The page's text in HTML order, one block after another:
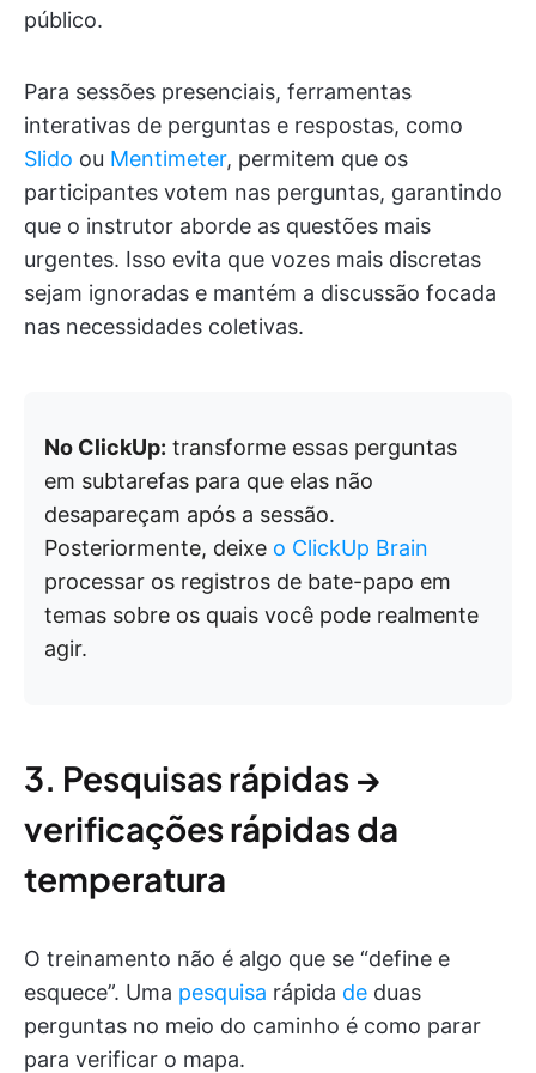
público.
Para sessões presenciais, ferramentas
interativas de perguntas e respostas, como
Slido ou Mentimeter, permitem que os
participantes votem nas perguntas, garantindo
que o instrutor aborde as questões mais
urgentes. Isso evita que vozes mais discretas
sejam ignoradas e mantém a discussão focada
nas necessidades coletivas.
No ClickUp: transforme essas perguntas
em subtarefas para que elas não
desapareçam após a sessão.
Posteriormente, deixe o ClickUp Brain
processar os registros de bate-papo em
temas sobre os quais você pode realmente
agir.
3. Pesquisas rápidas →
verificações rápidas da
temperatura
O treinamento não é algo que se “define e
esquece”. Uma pesquisa rápida de duas
perguntas no meio do caminho é como parar
para verificar o mapa.